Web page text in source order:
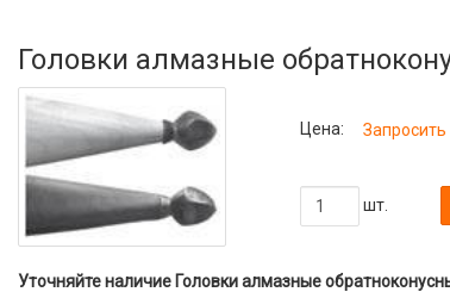
Головки алмазные
Цена: Запросить
шт.
Уточняйте наличие Головки алмазные